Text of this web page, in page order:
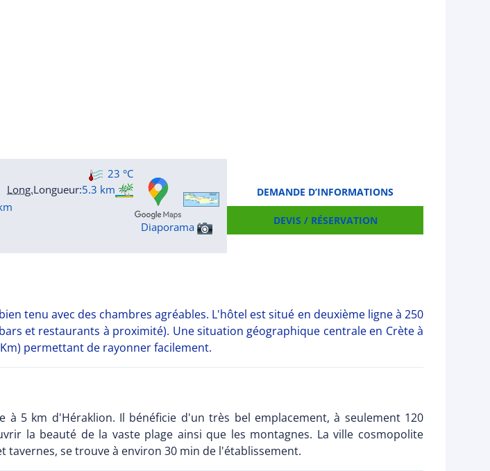
DEMANDE D’INFORMATIONS
DEVIS / RÉSERVATION
23 °C
Long.Longueur:5.3 km
Diaporama
tenu avec des chambres agréables. L'hôtel est situé en deuxième ligne à 250
et restaurants à proximité). Une situation géographique centrale en Crète à
permettant de rayonner facilement.
5 km d'Héraklion. Il bénéficie d'un très bel emplacement, à seulement 120
la beauté de la vaste plage ainsi que les montagnes. La ville cosmopolite
se trouve à environ 30 min de l'établissement.